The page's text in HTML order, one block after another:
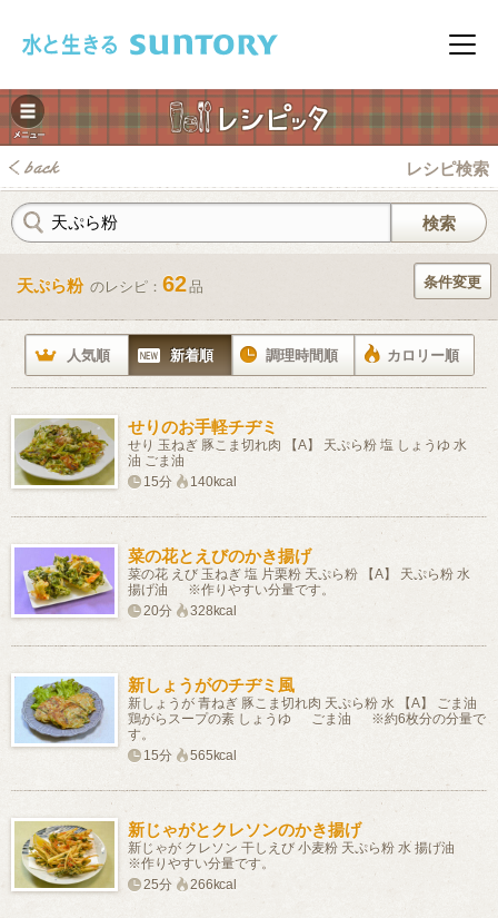
メニ
レシピ検索
天ぷら粉 のレシピ： 62品 条件変更
人気順 新着順 調理時間順 カロリー順
せりのお手軽チヂミ
せり 玉ねぎ 豚こま切れ肉 【A】 天ぷら粉 塩 しょうゆ 水
油 ごま油
15分
140kcal
菜の花とえびのかき揚げ
菜の花 えび 玉ねぎ 塩 片栗粉 天ぷら粉 【A】 天ぷら粉 水
揚げ油 ※作りやすい分量です。
20分
328kcal
新しょうがのチヂミ風
新しょうが 青ねぎ 豚こま切れ肉 天ぷら粉 水 【A】 ごま油
鶏がらスープの素 しょうゆ ごま油 ※約6枚分の分量で
す。
15分
565kcal
新じゃがとクレソンのかき揚げ
新じゃが クレソン 干しえび 小麦粉 天ぷら粉 水 揚げ油
※作りやすい分量です。
25分
266kcal